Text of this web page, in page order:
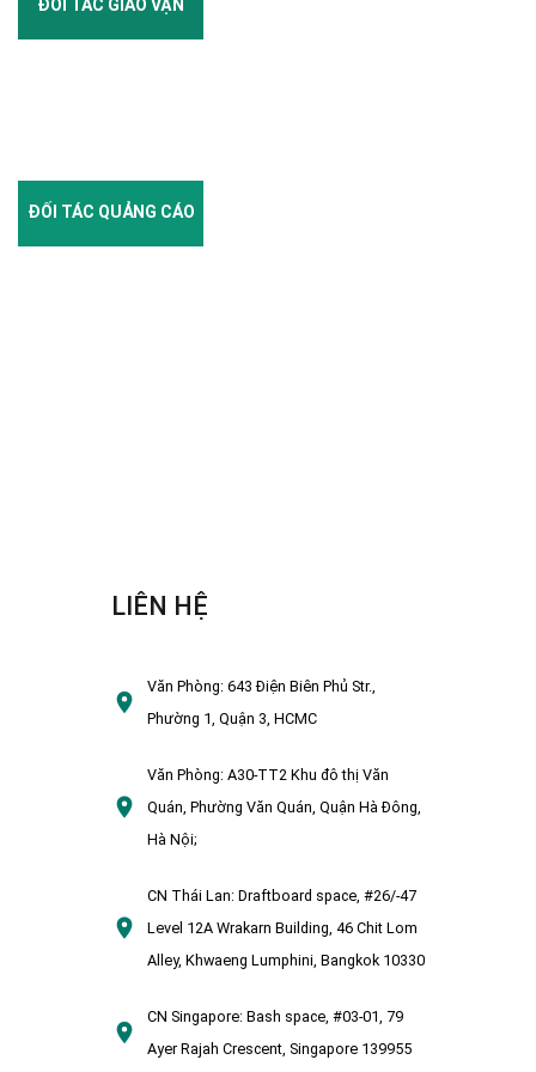
ĐỐI TÁC GIAO VẬN
ĐỐI TÁC QUẢNG CÁO
LIÊN HỆ
Văn Phòng:643 Điện Biên Phủ Str.,
Phường 1, Quận 3, HCMC
Văn Phòng:A30-TT2 Khu đô thị Văn
Quán, Phường Văn Quán, Quận Hà Đông,
Hà Nội;
CN Thái Lan: Draftboard space, #26/-47
Level 12A Wrakarn Building, 46 Chit Lom
Alley, Khwaeng Lumphini, Bangkok 10330
CN Singapore: Bash space, #03-01, 79
Ayer Rajah Crescent, Singapore 139955